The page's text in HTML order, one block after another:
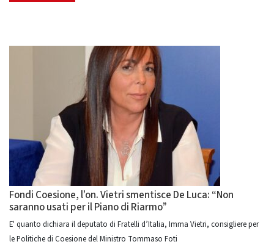
Fondi Coesione, l’on. Vietri smentisce De Luca: “Non
saranno usati per il Piano di Riarmo”
E' quanto dichiara il deputato di Fratelli d’Italia, Imma Vietri, consigliere per
le Politiche di Coesione del Ministro Tommaso Foti